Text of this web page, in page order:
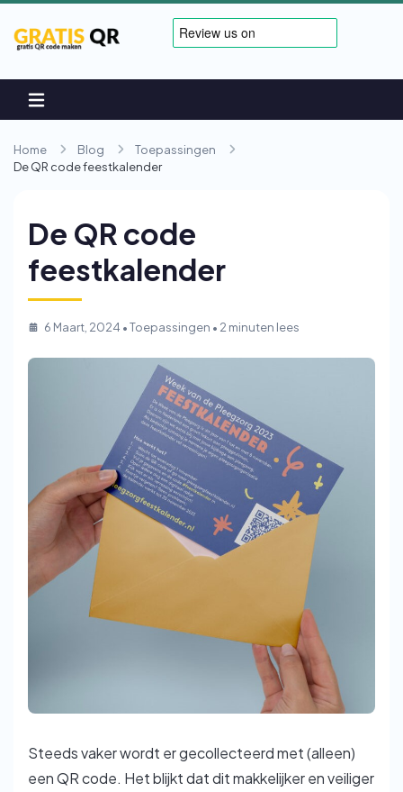
Home Blog
Toepassingen
De QR code feestkalender
De QR code
feestkalender
6 Maart, 2024 •Toepassingen • 2 minuten lees
Steeds vaker wordt er gecollecteerd met (alleen)
een QR code. Het blijkt dat dit makkelijker en veiliger